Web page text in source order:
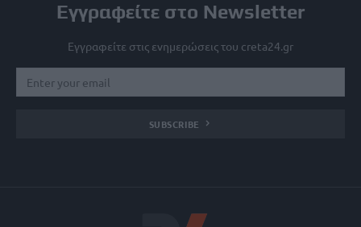
Εγγραφείτε στο Newsletter
Εγγραφείτε στις ενημερώσεις του creta24.gr
SUBSCRIBE